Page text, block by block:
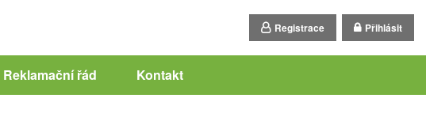
Registrace Přihlásit
Reklamační řád Kontakt